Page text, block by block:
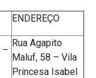
ENDEREÇO
–
Rua Agapito
Maluf, 58 – Vila
Princesa Isabel